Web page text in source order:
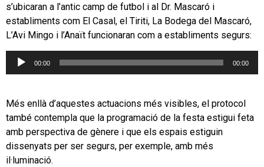
s’ubicaran a l’antic camp de futbol i al Dr. Mascaró i
establiments com El Casal, el Tiriti, La Bodega del Mascaró,
L’Avi Mingo i l’Anaït funcionaran com a establiments segurs:
Reproductor
00:00 00:00
Més enllà d’aquestes actuacions més visibles, el protocol
també contempla que la programació de la festa estigui feta
amb perspectiva de gènere i que els espais estiguin
dissenyats per ser segurs, per exemple, amb més
il·luminació.